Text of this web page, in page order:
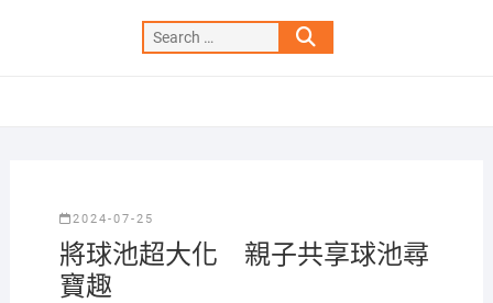
Search
…
2024-07-25
將球池超大化 親子共享球池尋
寶趣